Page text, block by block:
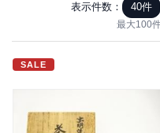
表示件数： 40件
最大100
SALE